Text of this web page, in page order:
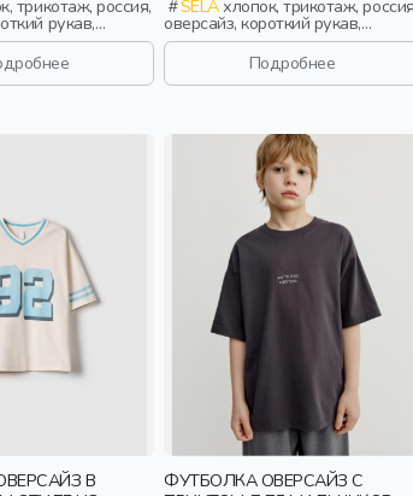
рукав,
разрез, принт,
девочки, дети
SELAхлопок, трикотаж, россия,
оверсайз, короткий рукав,
прямые, короткие, разрез, принт,
воротник, спорт, девочки, дети
Подробнее
В
ФУТБОЛКА ОВЕРСАЙЗ С